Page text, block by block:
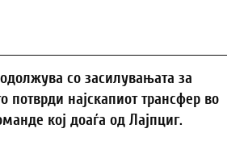
со засилувањата за
потврди најскапиот трансфер во
кој доаѓа од Лајпциг.